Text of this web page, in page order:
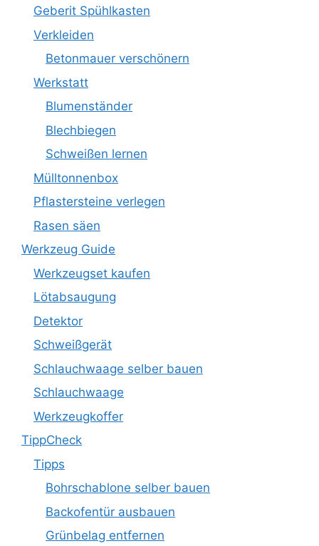
Geberit Spühlkasten
Verkleiden
Betonmauer verschönern
Werkstatt
Blumenständer
Blechbiegen
Schweißen lernen
Mülltonnenbox
Pflastersteine verlegen
Rasen säen
Werkzeug Guide
Werkzeugset kaufen
Lötabsaugung
Detektor
Schweißgerät
Schlauchwaage selber bauen
Schlauchwaage
Werkzeugkoffer
TippCheck
Tipps
Bohrschablone selber bauen
Backofentür ausbauen
Grünbelag entfernen